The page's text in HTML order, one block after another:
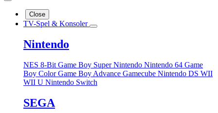
Close
TV-Spel & Konsoler
Nintendo
NES 8-Bit Game Boy Super Nintendo Nintendo 64 Game
Boy ColorGame Boy Advance Gamecube Nintendo DS WII
WII U Nintendo Switch
SEGA